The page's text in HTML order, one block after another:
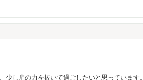
し肩の力を抜いて過ごしたいと思っています。